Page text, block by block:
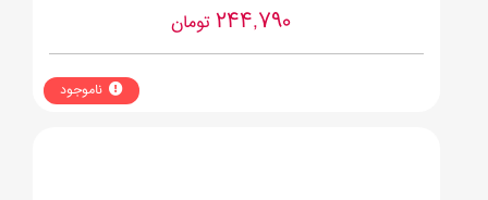
244,790تومان
ناموجود